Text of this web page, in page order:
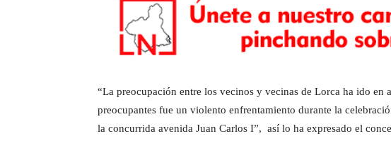
“La preocupación entre los vecinos y vecinas de Lorca ha ido en
preocupantes fue un violento enfrentamiento durante la
la concurrida avenida Juan Carlos I”, así lo ha expresado el